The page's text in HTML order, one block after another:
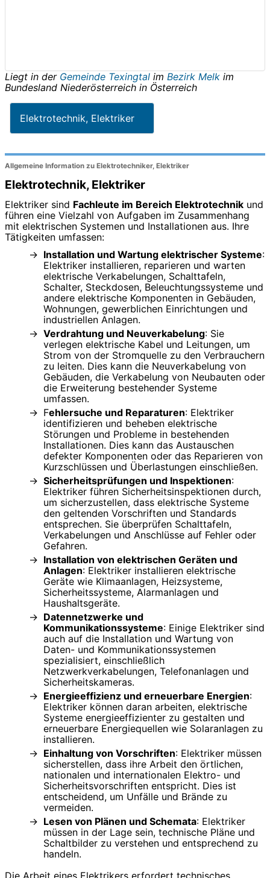
Liegt in der Gemeinde Texingtal im Bezirk Melk im
Bundesland Niederösterreich in Österreich
Elektrotechnik, Elektriker
Allgemeine Information zu Elektrotechniker, Elektriker
Elektrotechnik, Elektriker
Elektriker sind Fachleute im Bereich Elektrotechnik und
führen eine Vielzahl von Aufgaben im Zusammenhang
mit elektrischen Systemen und Installationen aus. Ihre
Tätigkeiten umfassen:
Installation und Wartung elektrischer Systeme:
Elektriker installieren, reparieren und warten
elektrische Verkabelungen, Schalttafeln,
Schalter, Steckdosen, Beleuchtungssysteme und
andere elektrische Komponenten in Gebäuden,
Wohnungen, gewerblichen Einrichtungen und
industriellen Anlagen.
Verdrahtung und Neuverkabelung: Sie
verlegen elektrische Kabel und Leitungen, um
Strom von der Stromquelle zu den Verbrauchern
zu leiten. Dies kann die Neuverkabelung von
Gebäuden, die Verkabelung von Neubauten oder
die Erweiterung bestehender Systeme
umfassen.
Fehlersuche und Reparaturen: Elektriker
identifizieren und beheben elektrische
Störungen und Probleme in bestehenden
Installationen. Dies kann das Austauschen
defekter Komponenten oder das Reparieren von
Kurzschlüssen und Überlastungen einschließen.
Sicherheitsprüfungen und Inspektionen:
Elektriker führen Sicherheitsinspektionen durch,
um sicherzustellen, dass elektrische Systeme
den geltenden Vorschriften und Standards
entsprechen. Sie überprüfen Schalttafeln,
Verkabelungen und Anschlüsse auf Fehler oder
Gefahren.
Installation von elektrischen Geräten und
Anlagen: Elektriker installieren elektrische
Geräte wie Klimaanlagen, Heizsysteme,
Sicherheitssysteme, Alarmanlagen und
Haushaltsgeräte.
Datennetzwerke und
Kommunikationssysteme: Einige Elektriker sind
auch auf die Installation und Wartung von
Daten- und Kommunikationssystemen
spezialisiert, einschließlich
Netzwerkverkabelungen, Telefonanlagen und
Sicherheitskameras.
Energieeffizienz und erneuerbare Energien:
Elektriker können daran arbeiten, elektrische
Systeme energieeffizienter zu gestalten und
erneuerbare Energiequellen wie Solaranlagen zu
installieren.
Einhaltung von Vorschriften: Elektriker müssen
sicherstellen, dass ihre Arbeit den örtlichen,
nationalen und internationalen Elektro- und
Sicherheitsvorschriften entspricht. Dies ist
entscheidend, um Unfälle und Brände zu
vermeiden.
Lesen von Plänen und Schemata: Elektriker
müssen in der Lage sein, technische Pläne und
Schaltbilder zu verstehen und entsprechend zu
handeln.
Die Arbeit eines Elektrikers erfordert technisches